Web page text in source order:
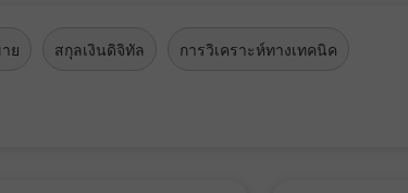
ย สกุลเงินดิจิทัล การวิเคราะห์ทางเทคนิค